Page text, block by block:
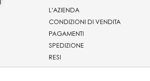
L'AZIENDA
CONDIZIONI DI VENDITA
PAGAMENTI
SPEDIZIONE
RESI